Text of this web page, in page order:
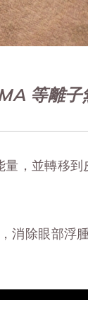
等離子
，並轉移
除眼部浮